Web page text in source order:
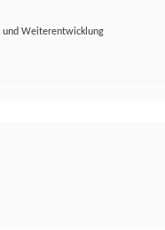
und Weiterentwicklung